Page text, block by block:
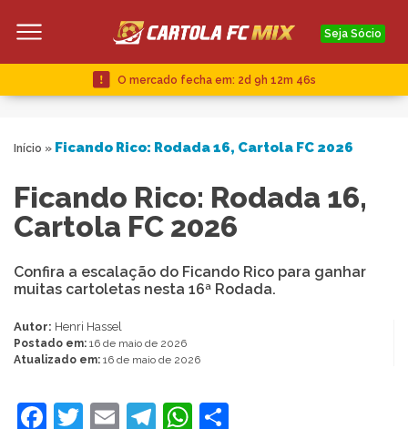
Seja Sócio
O mercado fecha em: 2d 9h 12m 46s
Início » Ficando Rico: Rodada 16, Cartola FC 2026
Ficando Rico: Rodada 16,
Cartola FC 2026
Confira a escalação do Ficando Rico para ganhar
muitas cartoletas nesta 16ª Rodada.
Autor: Henri Hassel
Postado em: 16 de maio de 2026
Atualizado em: 16 de maio de 2026
Facebook
Twitter
EmailTelegram
WhatsApp